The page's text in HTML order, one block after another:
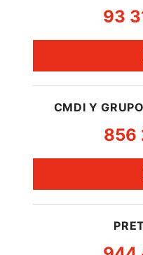
93
CMDI Y
856